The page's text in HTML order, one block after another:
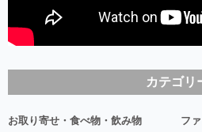
カテゴリ
お取り寄せ・食べ物・飲み物 フ